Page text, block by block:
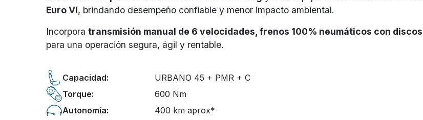
Euro VI, brindando desempeño confiable y menor impacto ambiental.​
Incorpora transmisión manual de 6 velocidades, frenos 100% neumáticos con
para una operación segura, ágil y rentable.​
Capacidad:
URBANO 45 + PMR + C​
Torque:
600 Nm
Autonomía:
400 km aprox*